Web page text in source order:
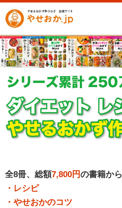
全8冊、総額7,800円の書籍から
・レシピ
・やせおかのコツ